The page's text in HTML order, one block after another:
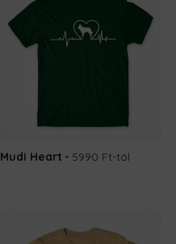
Mudi Heart 5990 Ft-tól